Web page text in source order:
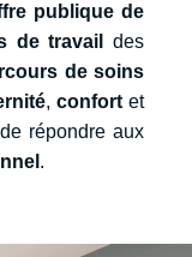
publique de
de travail
des
de soins
, confort et
répondre aux
.